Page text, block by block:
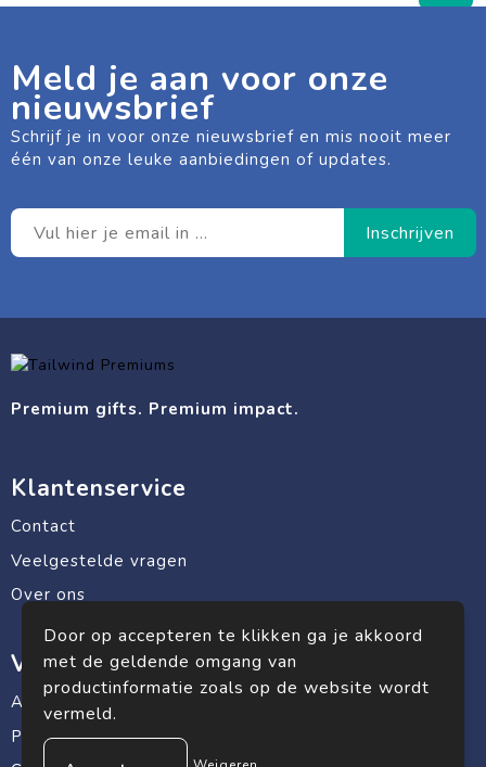
Meld je aan voor onze
nieuwsbrief
Schrijf je in voor onze nieuwsbrief en mis nooit meer
één van onze leuke aanbiedingen of updates.
Premium gifts. Premium impact.
Klantenservice
Contact
Veelgestelde vragen
Over ons
Veilig winkelen
Algemene voorwaarden
Privacyverklaring
Door op accepteren te klikken ga je akkoord
met de geldende omgang van
productinformatie zoals op de website wordt
vermeld.